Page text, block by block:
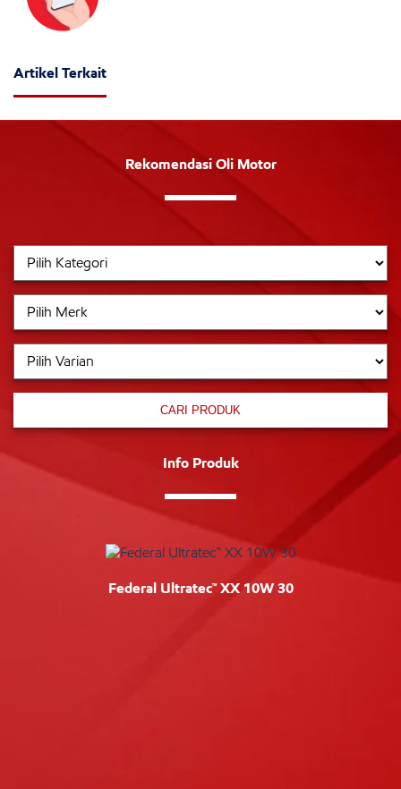
Artikel Terkait
Rekomendasi Oli Motor
CARI PRODUK
Info Produk
Federal Ultratec™ XX 10W 30